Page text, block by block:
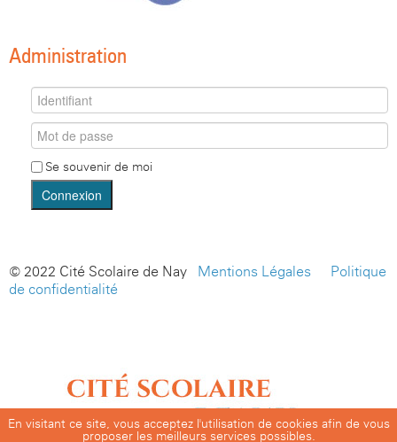
Administration
Se souvenir de moi
Connexion
© 2022 Cité Scolaire de Nay - Mentions Légales
Politique
de confidentialité
En visitant ce site, vous acceptez l'utilisation de cookies afin de vous
proposer les meilleurs services possibles.